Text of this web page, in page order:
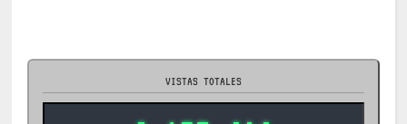
VISTAS TOTALES